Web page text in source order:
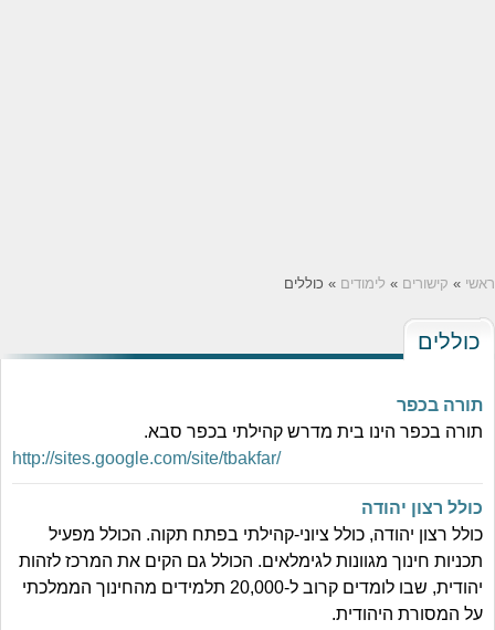
ראשי » קישורים » לימודים » כוללים
כוללים
תורה בכפר
תורה בכפר הינו בית מדרש קהילתי בכפר סבא.
http://sites.google.com/site/tbakfar/
כולל רצון יהודה
כולל רצון יהודה, כולל ציוני-קהילתי בפתח תקוה. הכולל מפעיל
תכניות חינוך מגוונות לגימלאים. הכולל גם הקים את המרכז לזהות
יהודית, שבו לומדים קרוב ל-20,000 תלמידים מהחינוך הממלכתי
על המסורת היהודית.